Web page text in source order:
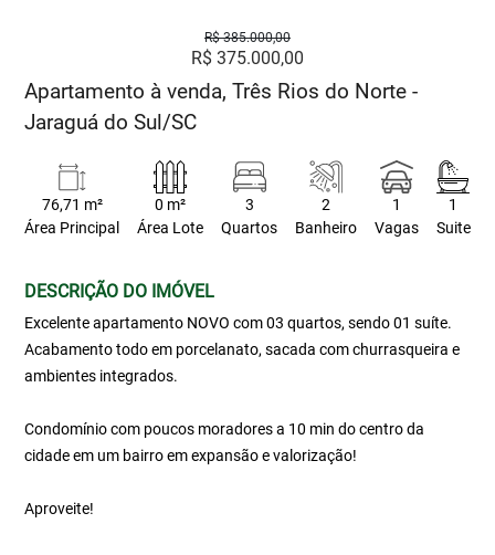
R$ 385.000,00
R$ 375.000,00
Apartamento à venda, Três Rios do Norte -
Jaraguá do Sul/SC
76,71 m²
Área Principal
0 m²
Área Lote
3
Quartos
2
Banheiro
1
Vagas
1
Suite
DESCRIÇÃO DO IMÓVEL
Excelente apartamento NOVO com 03 quartos, sendo 01 suíte.
Acabamento todo em porcelanato, sacada com churrasqueira e
ambientes integrados.
Condomínio com poucos moradores a 10 min do centro da
cidade em um bairro em expansão e valorização!
Aproveite!